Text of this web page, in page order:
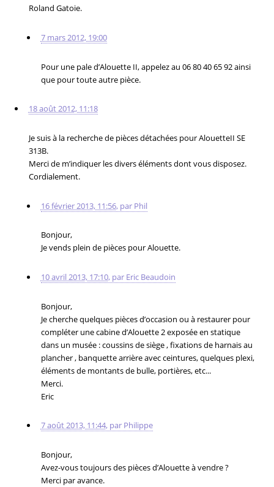
Roland Gatoie.
7 mars 2012, 19:00
Pour une pale d’Alouette II, appelez au 06 80 40 65 92 ainsi
que pour toute autre pièce.
18 août 2012, 11:18
Je suis à la recherche de pièces détachées pour AlouetteII SE
313B.
Merci de m’indiquer les divers éléments dont vous disposez.
Cordialement.
16 février 2013, 11:56, par Phil
Bonjour,
Je vends plein de pièces pour Alouette.
10 avril 2013, 17:10, par Eric Beaudoin
Bonjour,
Je cherche quelques pièces d’occasion ou à restaurer pour
compléter une cabine d’Alouette 2 exposée en statique
dans un musée : coussins de siège , fixations de harnais au
plancher , banquette arrière avec ceintures, quelques plexi,
éléments de montants de bulle, portières, etc...
Merci.
Eric
7 août 2013, 11:44, par Philippe
Bonjour,
Avez-vous toujours des pièces d’Alouette à vendre ?
Merci par avance.